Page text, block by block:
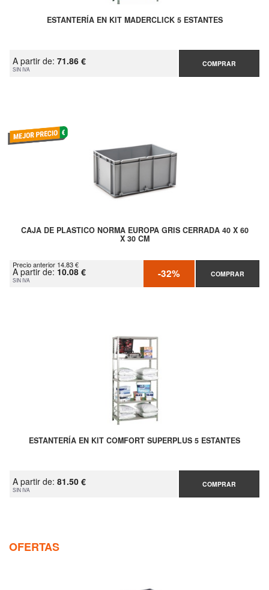
ESTANTERÍA EN KIT MADERCLICK 5 ESTANTES
A partir de: 71.86 €
SIN IVA
COMPRAR
CAJA DE PLASTICO NORMA EUROPA GRIS CERRADA 40 X 60
X 30 CM
Precio anterior 14.83 €
A partir de: 10.08 €
SIN IVA -32% COMPRAR
ESTANTERÍA EN KIT COMFORT SUPERPLUS 5 ESTANTES
A partir de: 81.50 €
SIN IVA
COMPRAR
OFERTAS